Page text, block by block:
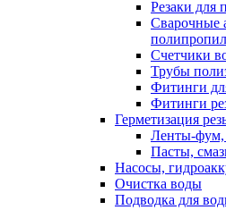
Резаки для
Сварочные
Счетчики
Трубы
Фитинги
Фитинги
Герметизация
Ленты-фум,
Пасты,
Насосы,
Очистка воды
Подводка для